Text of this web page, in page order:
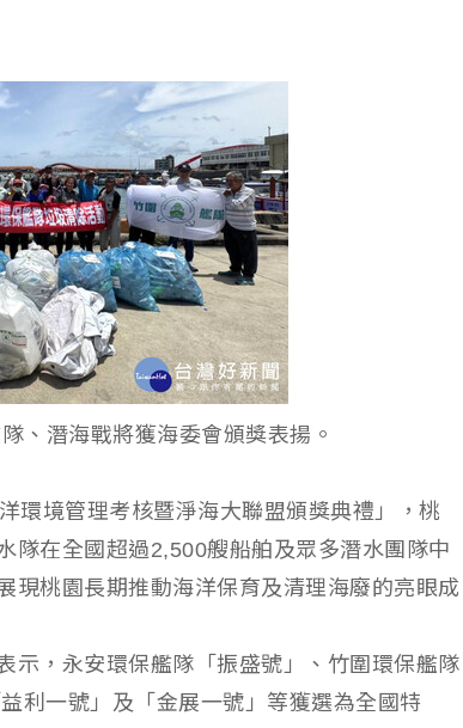
、潛海戰將獲海委會頒獎表揚。
環境管理考核暨淨海大聯盟頒獎典禮」，桃
隊在全國超過2,500艘船舶及眾多潛水團隊中
現桃園長期推動海洋保育及清理海廢的亮眼成
示，永安環保艦隊「振盛號」、竹圍環保艦隊
利一號」及「金展一號」等獲選為全國特